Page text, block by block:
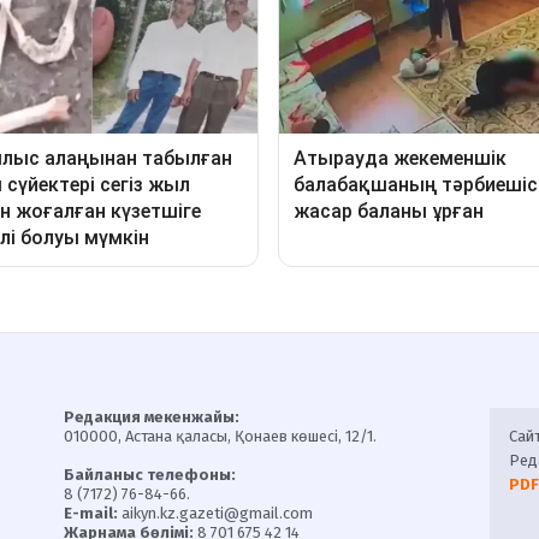
Редакция мекенжайы:
010000, Астана қаласы, Қонаев көшесі, 12/1.
Байланыс телефоны:
8 (7172) 76-84-66.
E-mail: aikyn.kz.gazeti@gmail.com
Жарнама бөлімі: 8 701 675 42 14